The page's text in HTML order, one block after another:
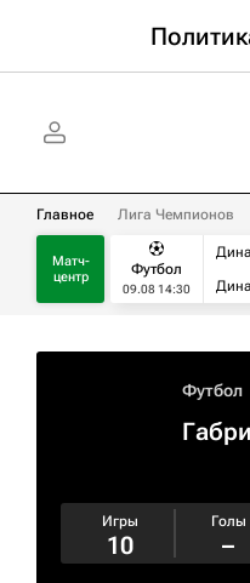
Главное Лига Чемпионов
Матч-
центр
Футбол
09.08 14:30
Футбол
Игры
10
Голы
–